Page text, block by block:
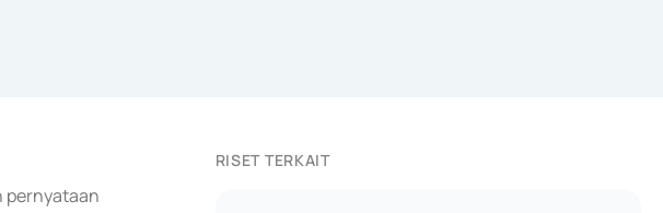
pernyataan
RISET TERKAIT